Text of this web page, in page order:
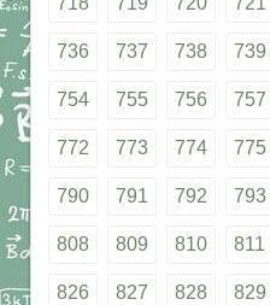
736 737 738 739
754 755 756 757
772 773 774 775
790 791 792 793
808 809 810 811
826 827 828 829